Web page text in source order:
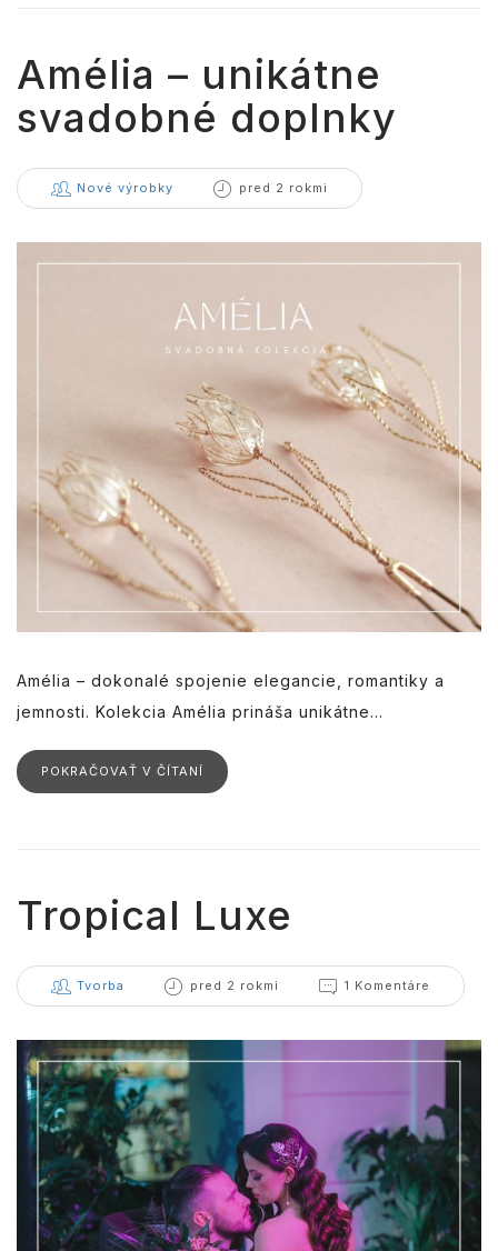
Amélia – unikátne
svadobné doplnky
Nové výrobky pred 2 rokmi
Amélia – dokonalé spojenie elegancie, romantiky a
jemnosti. Kolekcia Amélia prináša unikátne...
POKRAČOVAŤ V ČÍTANÍ
Tropical Luxe
Tvorba pred 2 rokmi 1 Komentáre